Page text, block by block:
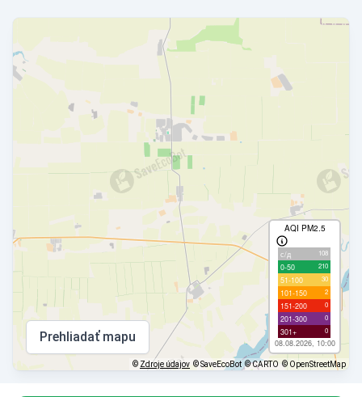
AQI PM2.5
с/д 108
0-50 210
51-100 30
101-150 2
151-200 0
201-300 0
301+ 0
08.08.2026, 10:00
Prehliadať mapu
© Zdroje údajov © SaveEcoBot © CARTO © OpenStreetMap